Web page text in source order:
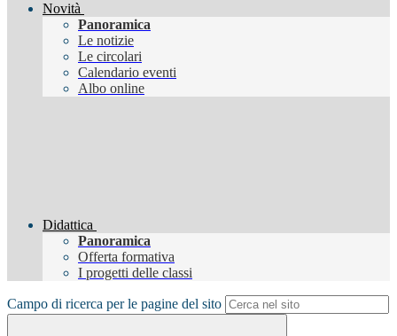
Novità
Panoramica
Le notizie
Le circolari
Calendario eventi
Albo online
Didattica
Panoramica
Offerta formativa
I progetti delle classi
Campo di ricerca per le pagine del sito